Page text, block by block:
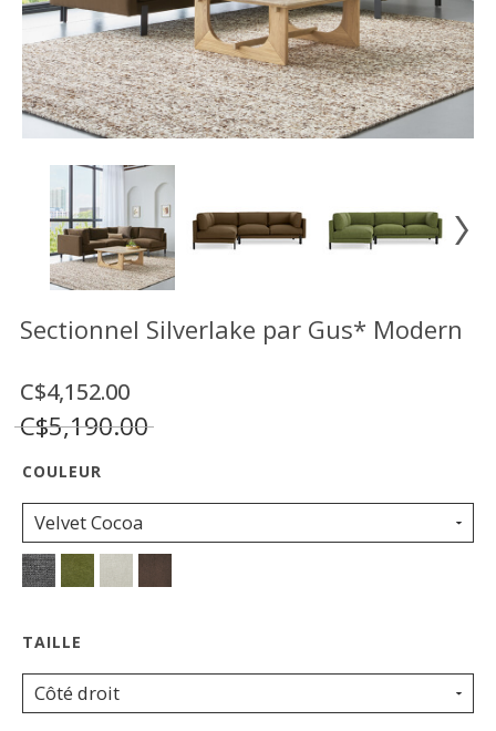
démonstrateurs
Luminaires
Miroirs
COMPTE
LISTE
DE
SOUHAITS
US
Sectionnel Silverlake par Gus* Modern
C$4,152.00
C$5,190.00
Velvet Cocoa
Côté droit